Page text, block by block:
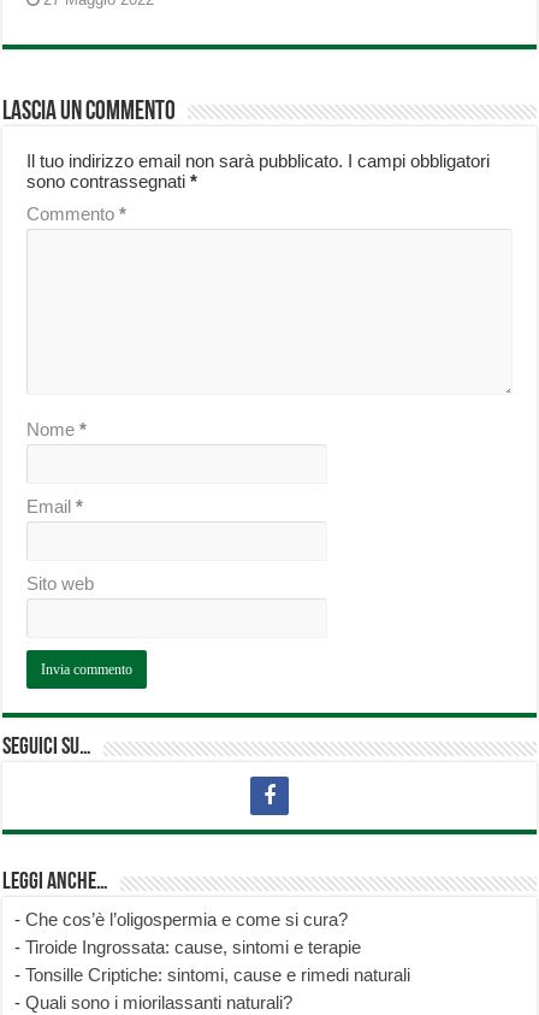
Lascia un commento
Il tuo indirizzo email non sarà pubblicato. I campi obbligatori
sono contrassegnati*
Commento*
Nome*
Email*
Sito web
Seguici su…
Leggi anche…
-Che cos’è l’oligospermia e come si cura?
-Tiroide Ingrossata: cause, sintomi e terapie
-Tonsille Criptiche: sintomi, cause e rimedi naturali
-Quali sono i miorilassanti naturali?